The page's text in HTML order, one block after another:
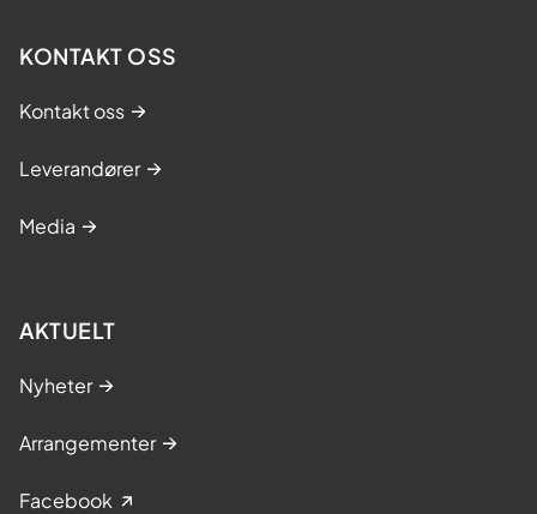
KONTAKT OSS
Kontakt oss
Leverandører
Media
AKTUELT
Nyheter
Arrangementer
Facebook